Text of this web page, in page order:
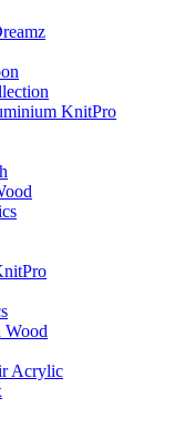
KnitPro
Wood
Acrylic